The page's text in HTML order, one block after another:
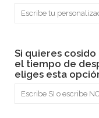
Si quieres cosido
el tiempo de
eliges esta